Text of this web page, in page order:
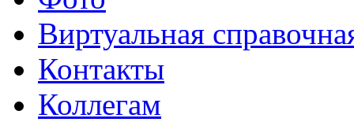
Виртуальная
Контакты
Коллегам